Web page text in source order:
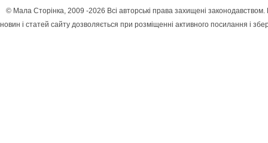
© Мала Сторінка, 2009 -2026 Всі авторські права захищені
новин і статей сайту дозволяється при розміщенні активного посилання і